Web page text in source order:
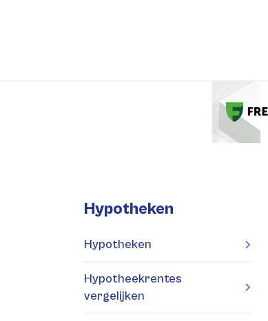
Hypotheken
Hypotheken
Hypotheekrentes
vergelijken